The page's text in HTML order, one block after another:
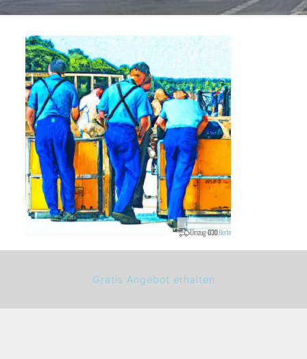
Gratis Angebot erhalten